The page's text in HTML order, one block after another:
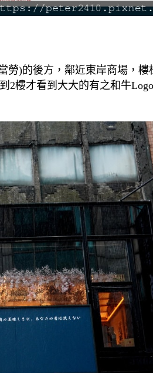
勞)的後方，鄰近東岸商場，樓
2樓才看到大大的有之和牛